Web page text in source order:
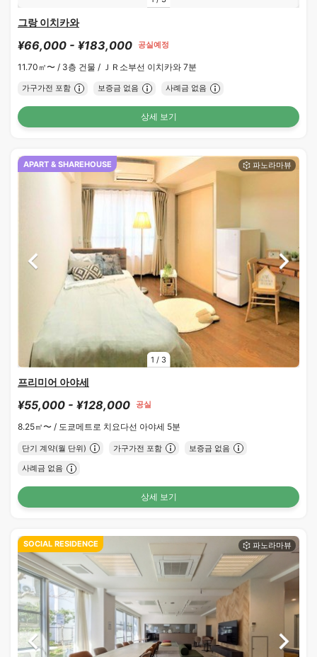
그랑 이치카와
¥66,000 - ¥183,000 공실예정
11.70㎡〜 / 3층 건물 / ＪＲ소부선 이치카와 7분
가구가전 포함 보증금 없음 사례금 없음
상세 보기
1 / 3
APART & SHAREHOUSE
프리미어 아야세
¥55,000 - ¥128,000 공실
8.25㎡〜 / 도쿄메트로 치요다선 아야세 5분
단기 계약(월 단위) 가구가전 포함 보증금 없음
사례금 없음
상세 보기
SOCIAL RESIDENCE